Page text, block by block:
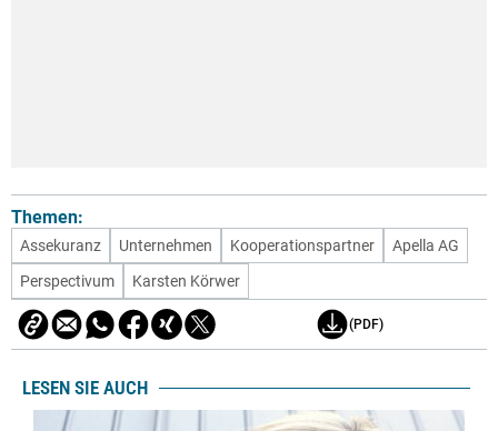
Themen:
Assekuranz Unternehmen Kooperationspartner
Apella AG
Perspectivum
Karsten Körwer
(PDF)
LESEN SIE AUCH